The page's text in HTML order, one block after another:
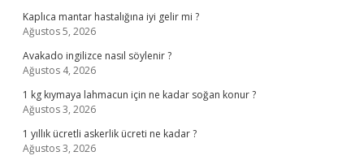
Kaplıca mantar hastalığına iyi gelir mi ?
Ağustos 5, 2026
Avakado ingilizce nasıl söylenir ?
Ağustos 4, 2026
1 kg kıymaya lahmacun için ne kadar soğan konur ?
Ağustos 3, 2026
1 yıllık ücretli askerlik ücreti ne kadar ?
Ağustos 3, 2026